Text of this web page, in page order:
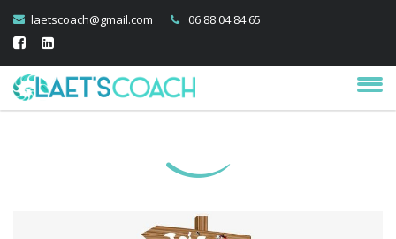
laetscoach@gmail.com 06 88 04 84 65